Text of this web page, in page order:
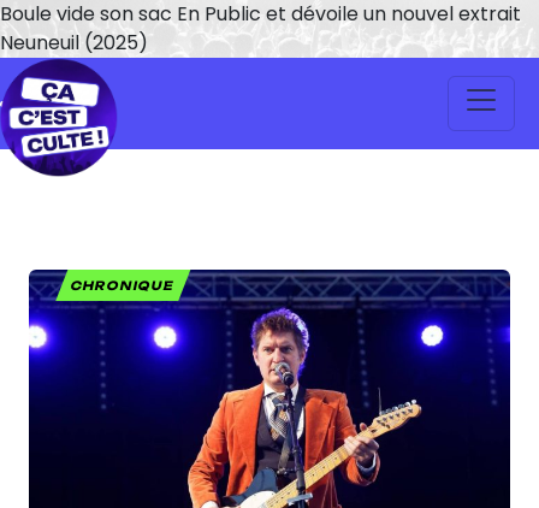
Boule vide son sac En Public et dévoile un nouvel extrait
Neuneuil (2025)
CHRONIQUE